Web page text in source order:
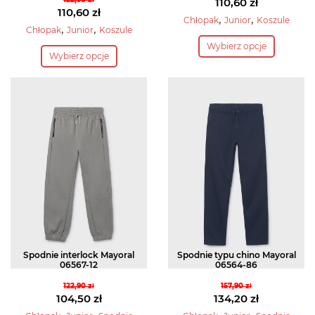
Pierwotna
cena
wynosiła:
122,90 zł.
110,60 zł
Aktualna
cena
wynosi:
Chłopak, Junior, Koszule
Wybierz opcje
Ten
produkt
wariantów.
Opcje
można
wybrać
na
stronie
produktu
cena
wynosiła:
122,90 zł.
Aktualna
cena
wynosi:
Chłopak, Junior, Koszule
Wybierz opcje
Ten
produkt
wariantów.
Opcje
można
wybrać
na
stronie
produktu
Spodnie interlock Mayoral
06567-12
122,90zł
Pierwotna
104,50 zł
Spodnie typu chino Mayoral
06564-86
157,90zł
Pierwotna
134,20 zł